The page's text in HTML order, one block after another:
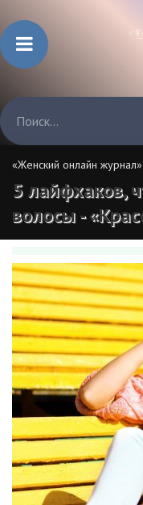
«Женский онлайн журнал»
5 лайфхаков,
волосы -